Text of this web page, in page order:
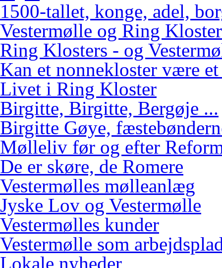
1500-tallet, konge, adel,
Vestermølle og Ring Kloster
Ring Klosters - og
Kan et nonnekloster være
Livet i Ring Kloster
Birgitte, Birgitte, Bergøje ...
Birgitte Gøye,
Mølleliv før og efter
De er skøre, de Romere
Vestermølles mølleanlæg
Jyske Lov og Vestermølle
Vestermølles kunder
Vestermølle som
Lokale nyheder